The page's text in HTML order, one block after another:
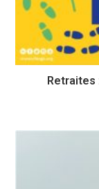
Retraites